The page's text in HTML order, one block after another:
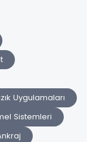
Uygulamaları
Sistemleri